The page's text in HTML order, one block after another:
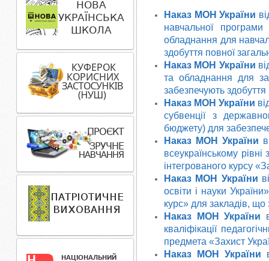
Наказ МОН України
навчальної
обладнання для
здобуття повної
Наказ МОН України
та обладнання для
забезпечують здобуття
Наказ МОН України
субвенції з
бюджету) для
Наказ МОН України
всеукраїнському
інтегрованого курсу
Наказ МОН України
освіти і науки України»
курс» для закладів, що
Наказ МОН
України
кваліфікації
предмета «Захист
Наказ МОН України